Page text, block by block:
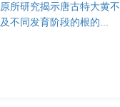
所研究揭示唐古特大黄不
不同发育阶段的根的...